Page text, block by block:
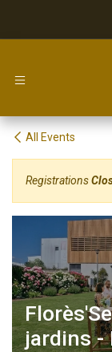
All Events
Registrations
jardins -